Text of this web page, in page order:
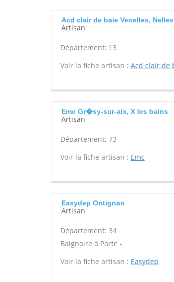
Acd clair de baie Venelles, Nelles
Artisan
Département: 13
Voir la fiche artisan : Acd clair de
Emc Gr�sy-sur-aix, X les bains
Artisan
Département: 73
Voir la fiche artisan : Emc
Easydep Ontignan
Artisan
Département: 34
Baignoire à Porte -
Voir la fiche artisan : Easydep